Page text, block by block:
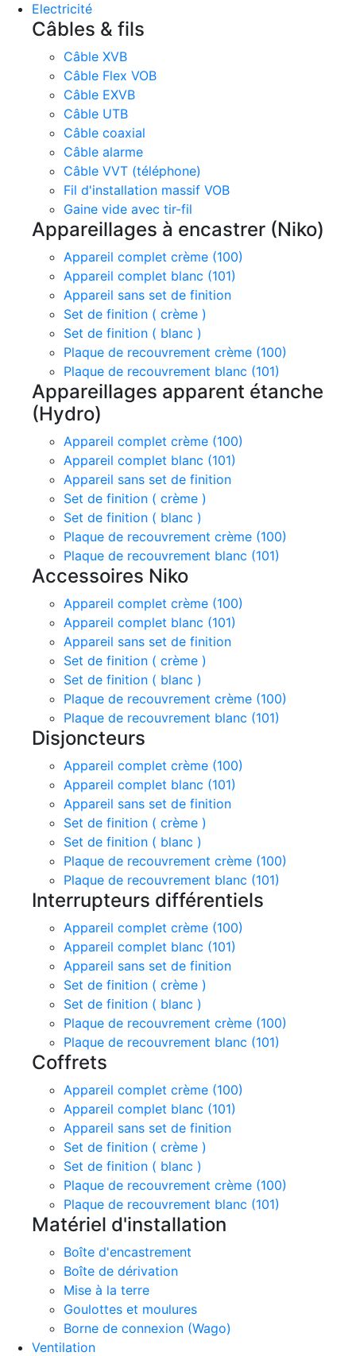
Electricité
Câbles & fils
Câble XVB
Câble Flex VOB
Câble EXVB
Câble UTB
Câble coaxial
Câble alarme
Câble VVT (téléphone)
Fil d'installation massif VOB
Gaine vide avec tir-fil
Appareillages à encastrer (Niko)
Appareil complet crème (100)
Appareil complet blanc (101)
Appareil sans set de finition
Set de finition ( crème )
Set de finition ( blanc )
Plaque de recouvrement crème (100)
Plaque de recouvrement blanc (101)
Appareillages apparent étanche
(Hydro)
Appareil complet crème (100)
Appareil complet blanc (101)
Appareil sans set de finition
Set de finition ( crème )
Set de finition ( blanc )
Plaque de recouvrement crème (100)
Plaque de recouvrement blanc (101)
Accessoires Niko
Appareil complet crème (100)
Appareil complet blanc (101)
Appareil sans set de finition
Set de finition ( crème )
Set de finition ( blanc )
Plaque de recouvrement crème (100)
Plaque de recouvrement blanc (101)
Disjoncteurs
Appareil complet crème (100)
Appareil complet blanc (101)
Appareil sans set de finition
Set de finition ( crème )
Set de finition ( blanc )
Plaque de recouvrement crème (100)
Plaque de recouvrement blanc (101)
Interrupteurs différentiels
Appareil complet crème (100)
Appareil complet blanc (101)
Appareil sans set de finition
Set de finition ( crème )
Set de finition ( blanc )
Plaque de recouvrement crème (100)
Plaque de recouvrement blanc (101)
Coffrets
Appareil complet crème (100)
Appareil complet blanc (101)
Appareil sans set de finition
Set de finition ( crème )
Set de finition ( blanc )
Plaque de recouvrement crème (100)
Plaque de recouvrement blanc (101)
Matériel d'installation
Boîte d'encastrement
Boîte de dérivation
Mise à la terre
Goulottes et moulures
Borne de connexion (Wago)
Ventilation